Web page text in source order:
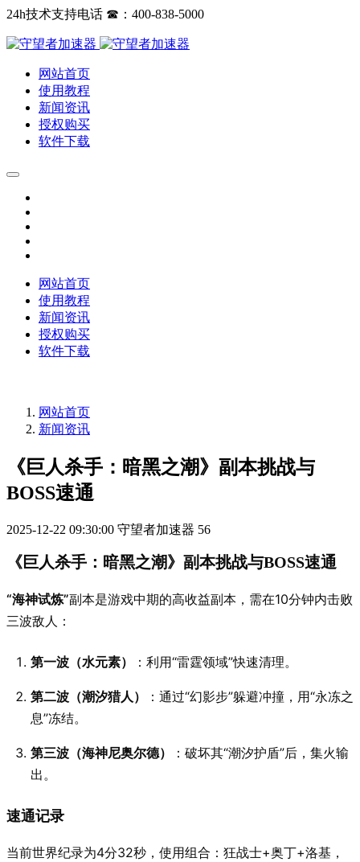
24h技术支持电话 ☎：400-838-5000
网站首页
使用教程
新闻资讯
授权购买
软件下载
网站首页
使用教程
新闻资讯
授权购买
软件下载
网站首页
新闻资讯
《巨人杀手：暗黑之潮》副本挑战与
BOSS速通
2025-12-22 09:30:00 守望者加速器 56
《巨人杀手：暗黑之潮》副本挑战与BOSS速通
“海神试炼”副本是游戏中期的高收益副本，需在10分钟内击败
三波敌人：
第一波（水元素） ：利用“雷霆领域”快速清理。
第二波（潮汐猎人）
：通过“幻影步”躲避冲撞，用“永冻之
息”冻结。
第三波（海神尼奥尔德）
：破坏其“潮汐护盾”后，集火输
出。
速通记录
当前世界纪录为4分32秒，使用组合：狂战士+奥丁+洛基，